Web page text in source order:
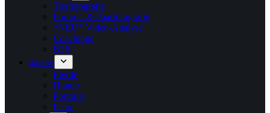
Tierfotografie
Portrait- & Paarfotografie
*NEU* Video-Analyse
Coachings
B2B
galerie
Pferde
Hunde
Portraits
Paare